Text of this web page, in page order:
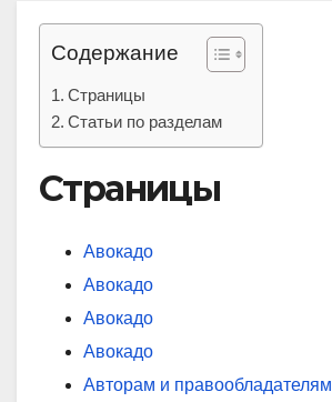
Содержание
Страницы
Статьи по разделам
Страницы
Авокадо
Авокадо
Авокадо
Авокадо
Авторам и правообладателям